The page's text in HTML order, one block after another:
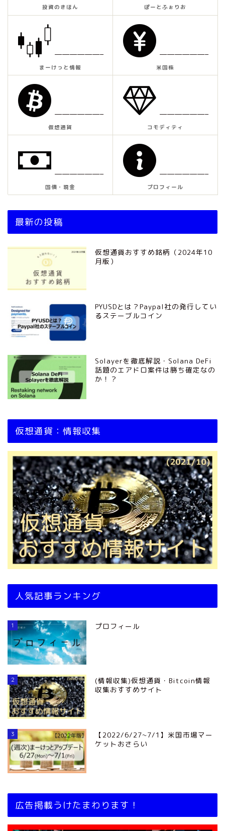
投資のきほん ぽーとふぉりお
——————–
まーけっと情報
——————–
米国株
——————–
仮想通貨
——————–
コモディティ
——————–
国債・現金
——————–
プロフィール
最新の投稿
仮想通貨おすすめ銘柄（2024年10
月版）
PYUSDとは？Paypal社の発行してい
るステーブルコイン
Solayerを徹底解説・Solana DeFi
話題のエアドロ案件は勝ち確定なの
か！？
仮想通貨：情報収集
人気記事ランキング
1 プロフィール
2
(情報収集)仮想通貨・Bitcoin情報
収集おすすめサイト
3
【2022/6/27~7/1】米国市場マー
ケットおさらい
広告掲載うけたまわります！